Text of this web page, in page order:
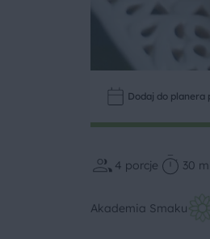
Dodaj do planera
4 porcje 30
Akademia Smaku